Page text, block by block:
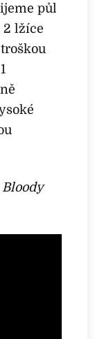
půl
2 lžíce